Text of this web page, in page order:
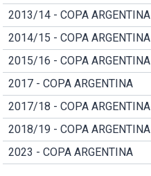
2013/14 - COPA ARGENTINA
2014/15 - COPA ARGENTINA
2015/16 - COPA ARGENTINA
2017 - COPA ARGENTINA
2017/18 - COPA ARGENTINA
2018/19 - COPA ARGENTINA
2023 - COPA ARGENTINA